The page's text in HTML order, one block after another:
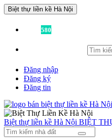
Biệt thự liền kề Hà Nội
580
Đăng nhập
Đăng ký
Đăng tin
Biệt thự liền kề Hà Nội BIỆT